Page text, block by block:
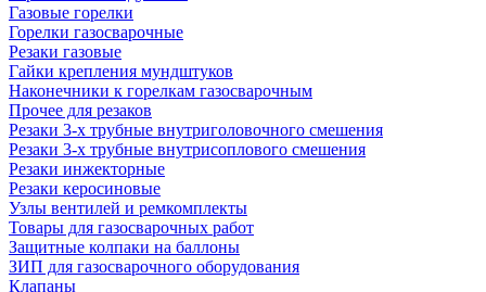
Газовые горелки
Горелки газосварочные
Резаки газовые
Гайки крепления мундштуков
Наконечники к горелкам газосварочным
Прочее для резаков
Резаки 3-х трубные внутриголовочного смешения
Резаки 3-х трубные внутрисоплового смешения
Резаки инжекторные
Резаки керосиновые
Узлы вентилей и ремкомплекты
Товары для газосварочных работ
Защитные колпаки на баллоны
ЗИП для газосварочного оборудования
Клапаны